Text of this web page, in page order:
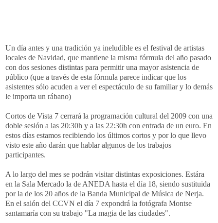
Un día antes y una tradición ya ineludible es el festival de artistas
locales de Navidad, que mantiene la misma fórmula del año pasado
con dos sesiones distintas para permitir una mayor asistencia de
público (que a través de esta fórmula parece indicar que los
asistentes sólo acuden a ver el espectáculo de su familiar y lo demás
le importa un rábano)
Cortos de Vista 7 cerrará la programación cultural del 2009 con una
doble sesión a las 20:30h y a las 22:30h con entrada de un euro. En
estos días estamos recibiendo los últimos cortos y por lo que llevo
visto este año darán que hablar algunos de los trabajos
participantes.
A lo largo del mes se podrán visitar distintas exposiciones. Estára
en la Sala Mercado la de ANEDA hasta el día 18, siendo sustituida
por la de los 20 años de la Banda Municipal de Música de Nerja.
En el salón del CCVN el día 7 expondrá la fotógrafa Montse
santamaría con su trabajo "La magia de las ciudades".